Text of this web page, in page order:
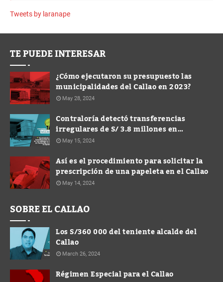
Tweets by laranape
TE PUEDE INTERESAR
¿Cómo ejecutaron su presupuesto las
municipalidades del Callao en 2023?
May 28, 2024
Contraloría detectó transferencias
irregulares de S/ 3.8 millones en
Municipalidad de Ventanilla durante
May 15, 2024
Así es el procedimiento para solicitar la
prescripción de una papeleta en el Callao
May 14, 2024
SOBRE EL CALLAO
Los S/360 000 del teniente alcalde del
Callao
March 26, 2024
Régimen Especial para el Callao